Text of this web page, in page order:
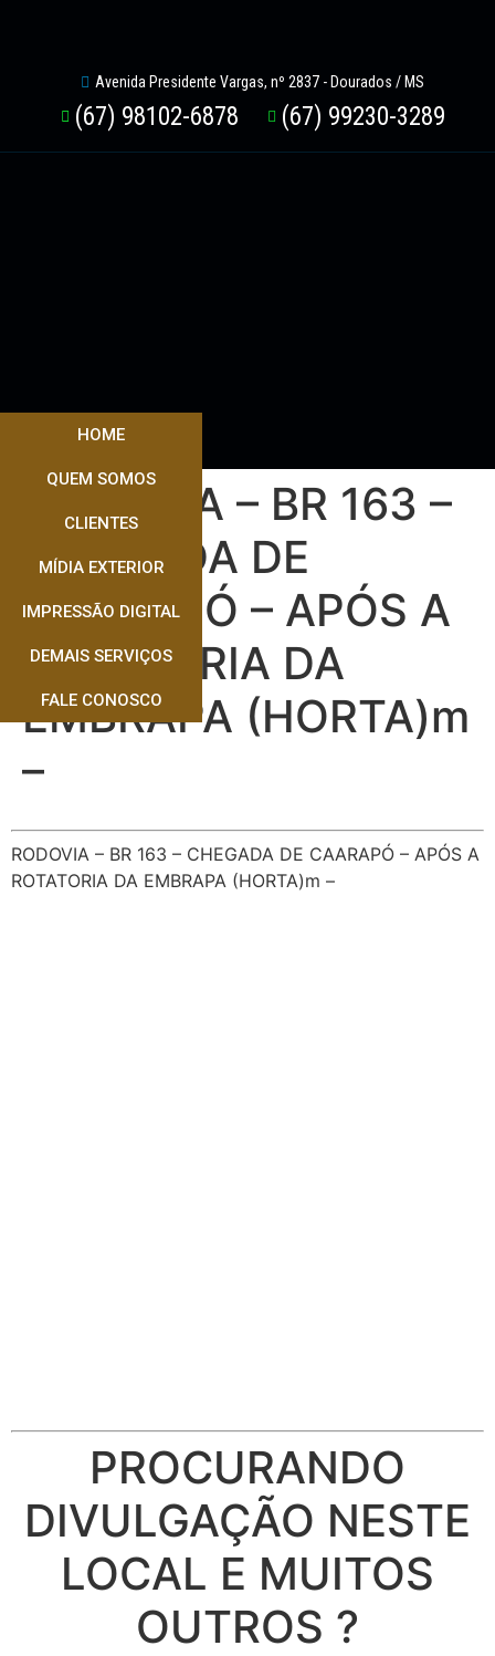
Avenida Presidente Vargas, nº 2837 - Dourados / MS
(67) 98102-6878 (67) 99230-3289
HOME
QUEM SOMOS
CLIENTES
MÍDIA EXTERIOR
IMPRESSÃO DIGITAL
DEMAIS SERVIÇOS
FALE CONOSCO
RODOVIA – BR 163 –
CHEGADA DE
CAARAPÓ – APÓS A
ROTATORIA DA
EMBRAPA (HORTA)m
–
RODOVIA – BR 163 – CHEGADA DE CAARAPÓ – APÓS A
ROTATORIA DA EMBRAPA (HORTA)m –
PROCURANDO
DIVULGAÇÃO NESTE
LOCAL E MUITOS
OUTROS ?